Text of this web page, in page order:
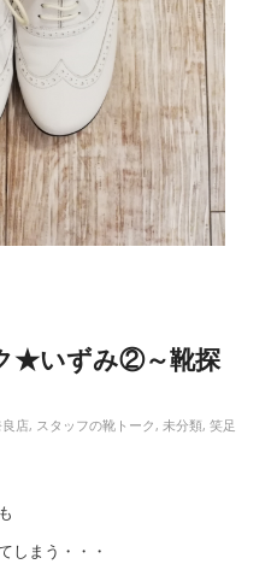
★いずみ②～靴探
店, スタッフの靴トーク, 未分類, 笑足
しまう・・・